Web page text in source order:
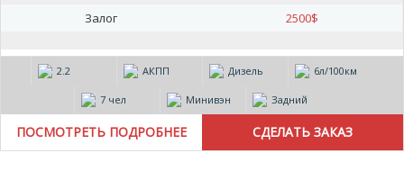
Залог
2500$
2.2 АКПП Дизель 6л/100км
7 чел Минивэн Задний
ПОСМОТРЕТЬ ПОДРОБНЕЕ